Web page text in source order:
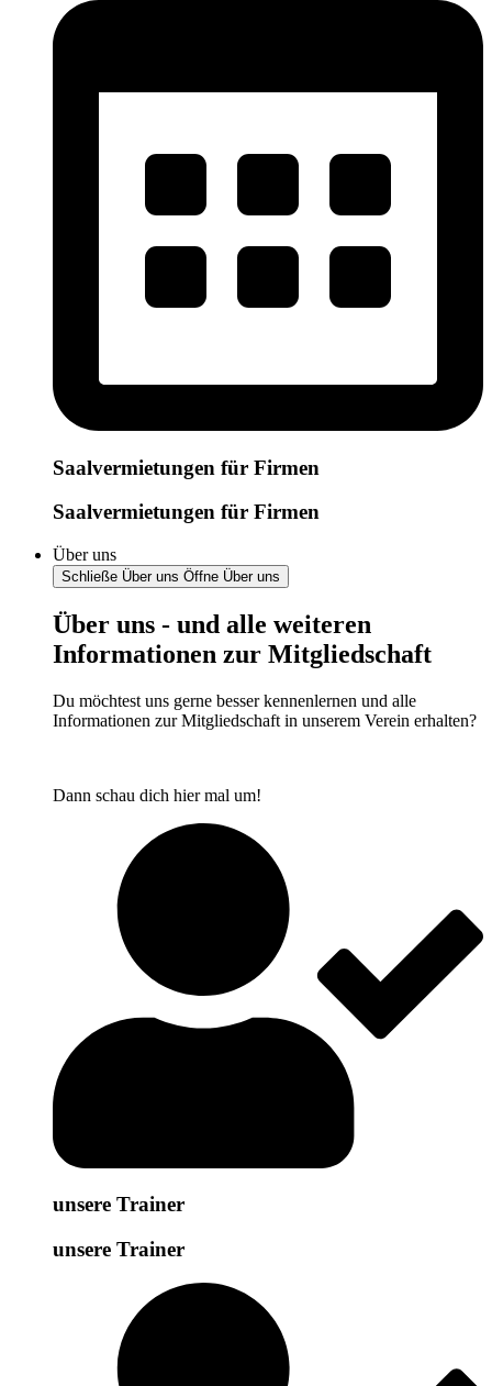
Saalvermietungen für Firmen
Saalvermietungen für Firmen
Über uns
Schließe Über uns Öffne Über uns
Über uns - und alle weiteren
Informationen zur Mitgliedschaft
Du möchtest uns gerne besser kennenlernen und alle
Informationen zur Mitgliedschaft in unserem Verein erhalten?
Dann schau dich hier mal um!
unsere Trainer
unsere Trainer